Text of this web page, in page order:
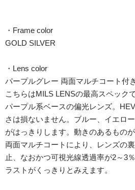
・Frame color
GOLD SILVER
・Lens color
パープルグレー 両面マルチコート付
こちらはMILS LENSの最高スペックで
パープル系ベースの偏光レンズ。
さは損ないません。ブルー、イエロ
がはっきりします。動きのあるもの
両面マルチコートにより、レンズの
止、なおかつ可視光線透過率が2～3
ラストがくっきりとみえます。